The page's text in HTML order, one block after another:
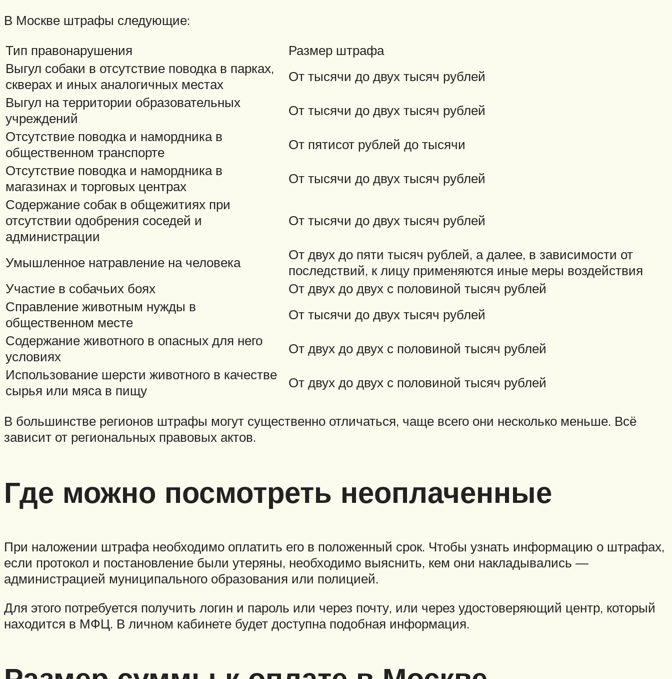
В Москве штрафы следующие:
Тип правонарушения
Размер штрафа
Выгул собаки в отсутствие поводка в парках,
скверах и иных аналогичных местах
От тысячи до двух тысяч рублей
Выгул на территории образовательных
учреждений
От тысячи до двух тысяч рублей
Отсутствие поводка и намордника в
общественном транспорте
От пятисот рублей до тысячи
Отсутствие поводка и намордника в
магазинах и торговых центрах
От тысячи до двух тысяч рублей
Содержание собак в общежитиях при
отсутствии одобрения соседей и
администрации
От тысячи до двух тысяч рублей
Умышленное натравление на человека
От двух до пяти тысяч рублей, а далее, в зависимости от
последствий, к лицу применяются иные меры воздействия
Участие в собачьих боях
От двух до двух с половиной тысяч рублей
Справление животным нужды в
общественном месте
От тысячи до двух тысяч рублей
Содержание животного в опасных для него
условиях
От двух до двух с половиной тысяч рублей
Использование шерсти животного в качестве
сырья или мяса в пищу
От двух до двух с половиной тысяч рублей
В большинстве регионов штрафы могут существенно отличаться, чаще всего они несколько меньше. Всё
зависит от региональных правовых актов.
Где можно посмотреть неоплаченные
При наложении штрафа необходимо оплатить его в положенный срок. Чтобы узнать информацию о штрафах,
если протокол и постановление были утеряны, необходимо выяснить, кем они накладывались —
администрацией муниципального образования или полицией.
Для этого потребуется получить логин и пароль или через почту, или через удостоверяющий центр, который
находится в МФЦ. В личном кабинете будет доступна подобная информация.